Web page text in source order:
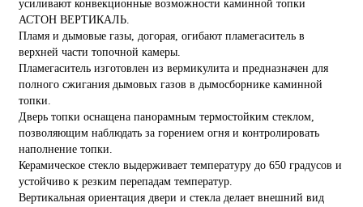
усиливают конвекционные возможности каминной топки
АСТОН ВЕРТИКАЛЬ.
Пламя и дымовые газы, догорая, огибают пламегаситель в
верхней части топочной камеры.
Пламегаситель изготовлен из вермикулита и предназначен для
полного сжигания дымовых газов в дымосборнике каминной
топки.
Дверь топки оснащена панорамным термостойким стеклом,
позволяющим наблюдать за горением огня и контролировать
наполнение топки.
Керамическое стекло выдерживает температуру до 650 градусов и
устойчиво к резким перепадам температур.
Вертикальная ориентация двери и стекла делает внешний вид